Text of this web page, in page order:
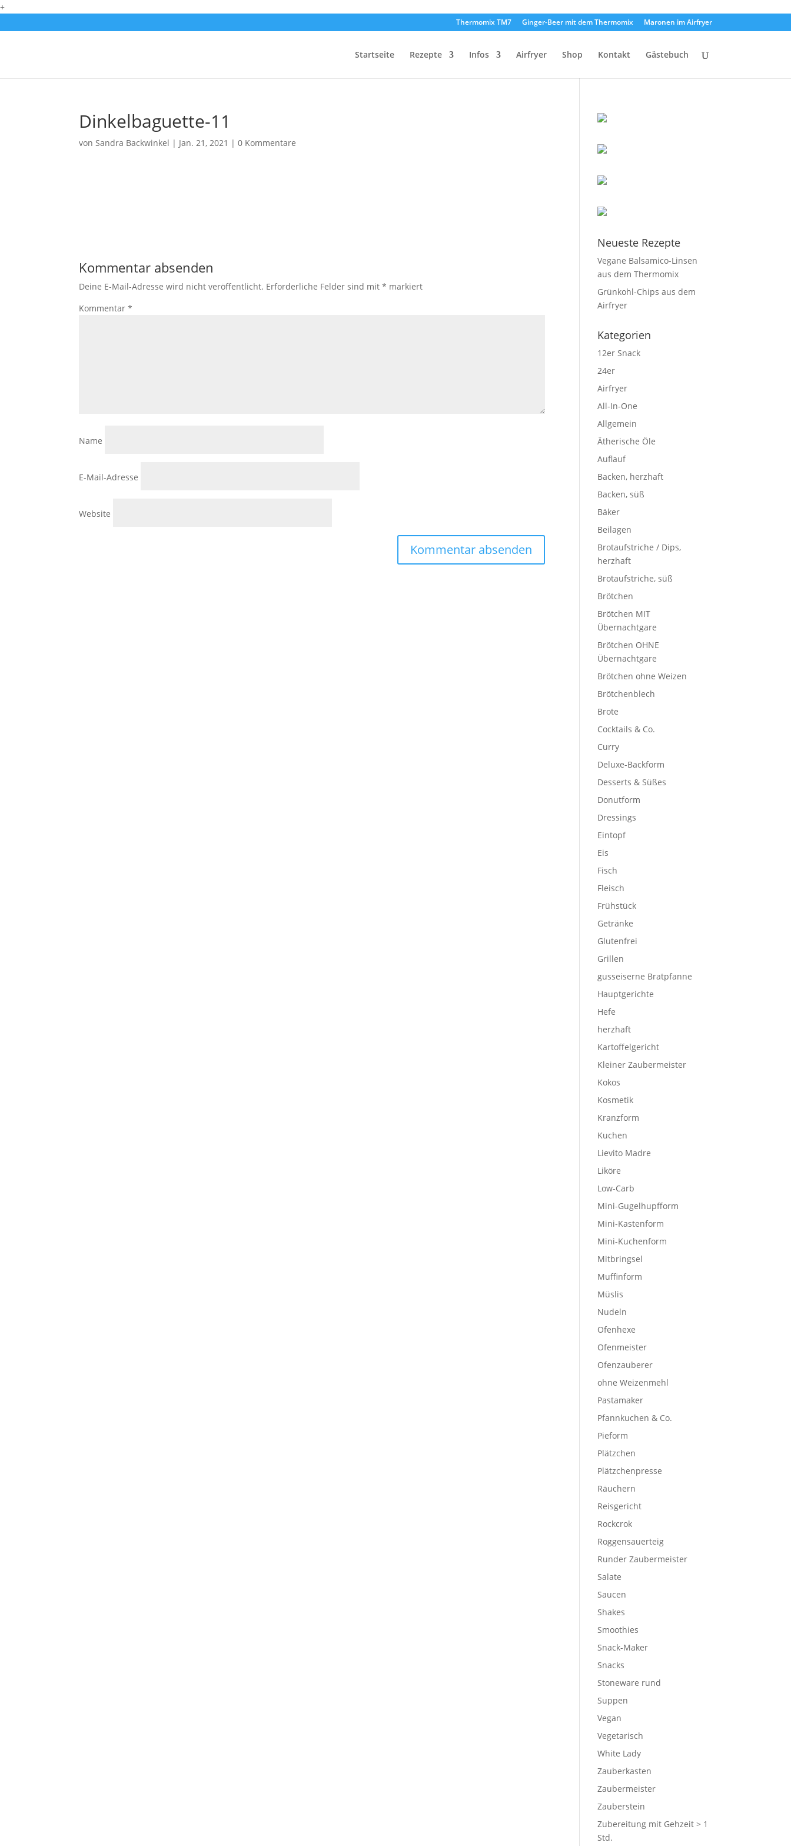
+
Thermomix TM7 Ginger-Beer mit dem Thermomix Maronen im Airfryer
Startseite Rezepte Infos Airfryer Shop Kontakt Gästebuch
Dinkelbaguette-11
vonSandra Backwinkel | Jan. 21, 2021 |0 Kommentare
Kommentar absenden
Deine E-Mail-Adresse wird nicht veröffentlicht. Erforderliche Felder sind mit* markiert
Kommentar*
Name
E-Mail-Adresse
Website
Neueste Rezepte
Vegane Balsamico-Linsen
aus dem Thermomix
Grünkohl-Chips aus dem
Airfryer
Kategorien
12er Snack
24er
Airfryer
All-In-One
Allgemein
Ätherische Öle
Auflauf
Backen, herzhaft
Backen, süß
Bäker
Beilagen
Brotaufstriche / Dips,
herzhaft
Brotaufstriche, süß
Brötchen
Brötchen MIT
Übernachtgare
Brötchen OHNE
Übernachtgare
Brötchen ohne Weizen
Brötchenblech
Brote
Cocktails & Co.
Curry
Deluxe-Backform
Desserts & Süßes
Donutform
Dressings
Eintopf
Eis
Fisch
Fleisch
Frühstück
Getränke
Glutenfrei
Grillen
gusseiserne Bratpfanne
Hauptgerichte
Hefe
herzhaft
Kartoffelgericht
Kleiner Zaubermeister
Kokos
Kosmetik
Kranzform
Kuchen
Lievito Madre
Liköre
Low-Carb
Mini-Gugelhupfform
Mini-Kastenform
Mini-Kuchenform
Mitbringsel
Muffinform
Müslis
Nudeln
Ofenhexe
Ofenmeister
Ofenzauberer
ohne Weizenmehl
Pastamaker
Pfannkuchen & Co.
Pieform
Plätzchen
Plätzchenpresse
Räuchern
Reisgericht
Rockcrok
Roggensauerteig
Runder Zaubermeister
Salate
Saucen
Shakes
Smoothies
Snack-Maker
Snacks
Stoneware rund
Suppen
Vegan
Vegetarisch
White Lady
Zauberkasten
Zaubermeister
Zauberstein
Zubereitung mit Gehzeit > 1
Std.